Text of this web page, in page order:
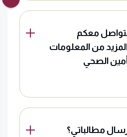
معكم
من المعلومات
الصحي
مطالباتي؟